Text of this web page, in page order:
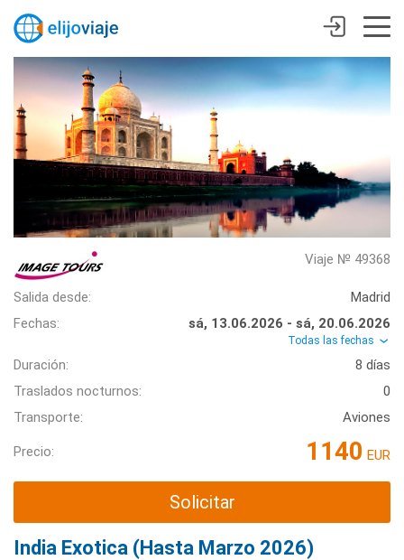
Viaje № 49368
Salida desde:
Madrid
Fechas:
sá, 13.06.2026 - sá, 20.06.2026
Todas las fechas
Duración:
8 días
Traslados nocturnos:
0
Transporte:
Aviones
Precio: 1140 EUR
Solicitar
India Exotica (Hasta Marzo 2026)